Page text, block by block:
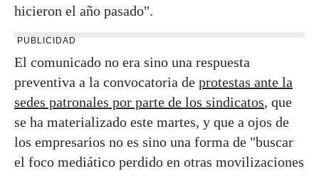
hicieron el año pasado".
PUBLICIDAD
El comunicado no era sino una respuesta
preventiva a la convocatoria de protestas ante la
sedes patronales por parte de los sindicatos, que
se ha materializado este martes, y que a ojos de
los empresarios no es sino una forma de "buscar
el foco mediático perdido en otras movilizaciones